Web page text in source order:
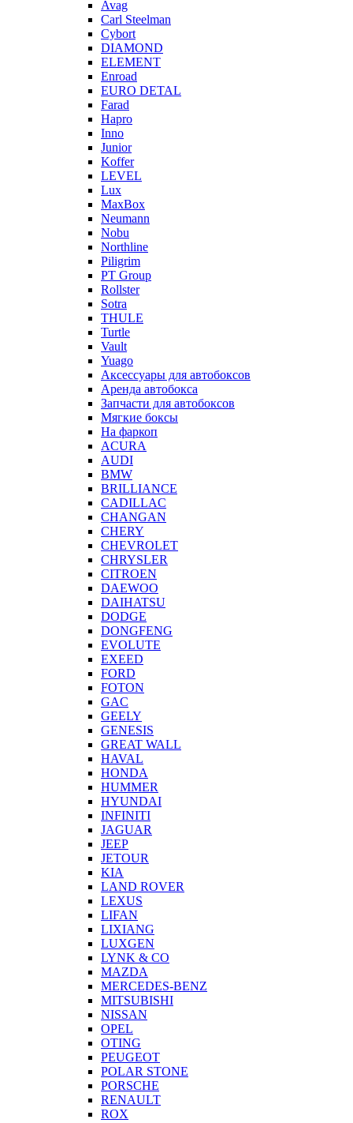
Avag
Carl Steelman
Cybort
DIAMOND
ELEMENT
Enroad
EURO DETAL
Farad
Hapro
Inno
Junior
Koffer
LEVEL
Lux
MaxBox
Neumann
Nobu
Northline
Piligrim
PT Group
Rollster
Sotra
THULE
Turtle
Vault
Yuago
Аксессуары для автобоксов
Аренда автобокса
Запчасти для автобоксов
Мягкие боксы
На фаркоп
ACURA
AUDI
BMW
BRILLIANCE
CADILLAC
CHANGAN
CHERY
CHEVROLET
CHRYSLER
CITROEN
DAEWOO
DAIHATSU
DODGE
DONGFENG
EVOLUTE
EXEED
FORD
FOTON
GAC
GEELY
GENESIS
GREAT WALL
HAVAL
HONDA
HUMMER
HYUNDAI
INFINITI
JAGUAR
JEEP
JETOUR
KIA
LAND ROVER
LEXUS
LIFAN
LIXIANG
LUXGEN
LYNK & CO
MAZDA
MERCEDES-BENZ
MITSUBISHI
NISSAN
OPEL
OTING
PEUGEOT
POLAR STONE
PORSCHE
RENAULT
ROX